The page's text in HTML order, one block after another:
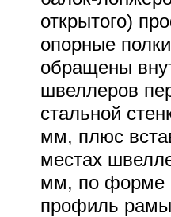
открытого)
опорные
обращены
швеллеров
стальной
мм, плюс
местах
мм, по форме
профиль